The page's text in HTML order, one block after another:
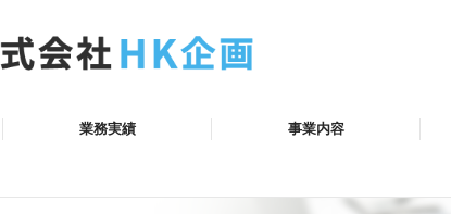
業務実績 事業内容